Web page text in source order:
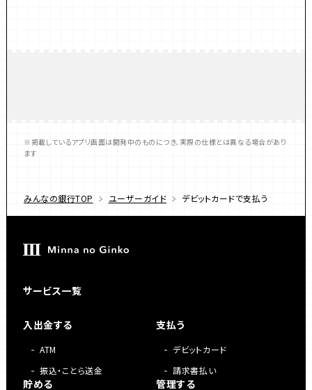
※掲載しているアプリ画面は開発中のものにつき、実際の仕様とは異なる場合があり
ます
みんなの銀行TOP ユーザーガイド デビットカードで支払う
サービス一覧
入出金する
ATM
振込・ことら送金
支払う
デビットカード
請求書払い
貯める 管理する